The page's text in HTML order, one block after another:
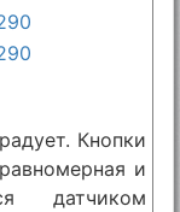
Кнопки
и
датчиком